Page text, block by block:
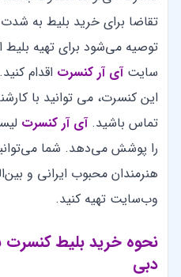
تقاضا برای خرید بلیط به
توصیه می‌شود برای تهیه بلیط
سایتآی آر کنسرت اقدام
این کنسرت، می توانید با
تماس باشید.آی آر کنسرت
را پوشش می‌دهد. شما
هنرمندان محبوب ایرانی و
وب‌سایت تهیه کنید.
نحوه خرید بلیط کنسرت
دبی